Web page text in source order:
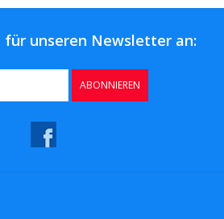
für unseren Newsletter an:
ABONNIEREN